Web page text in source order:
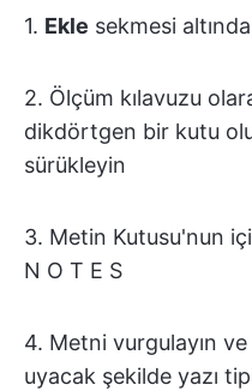
1. Ekle sekmesi
2. Ölçüm kılavuzu
dikdörtgen bir kutu
sürükleyin
3. Metin Kutusu'nun
N O T E S
4. Metni vurgulayın
uyacak şekilde yazı